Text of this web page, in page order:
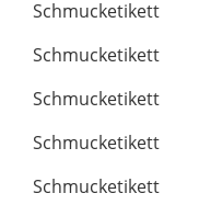
Schmucketikett
Schmucketikett
Schmucketikett
Schmucketikett
Schmucketikett